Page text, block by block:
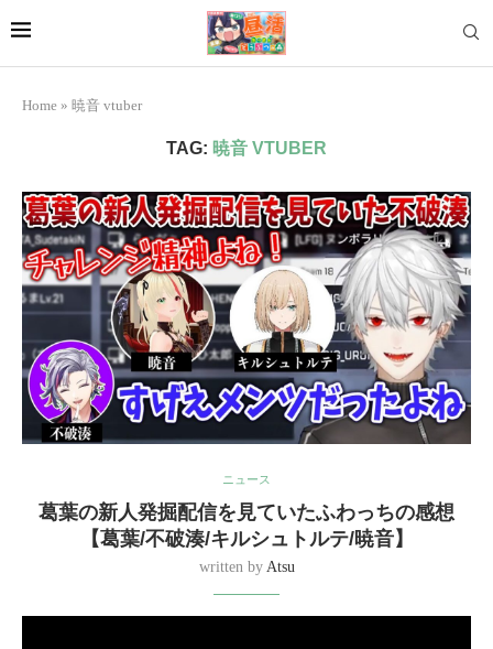
Home » 暁音 vtuber
TAG: 暁音 VTUBER
ニュース
葛葉の新人発掘配信を見ていたふわっちの感想
【葛葉/不破湊/キルシュトルテ/暁音】
written by Atsu